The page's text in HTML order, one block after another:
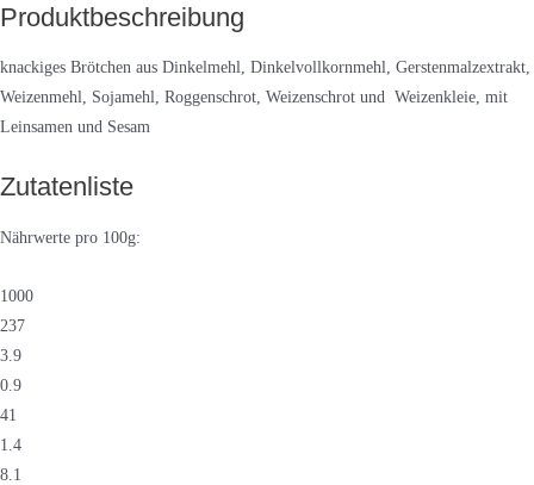
Produktbeschreibung
knackiges Brötchen aus Dinkelmehl, Dinkelvollkornmehl, Gerstenmalzextrakt,
Weizenmehl, Sojamehl, Roggenschrot, Weizenschrot und Weizenkleie, mit
Leinsamen und Sesam
Zutatenliste
Nährwerte pro 100g:
1000
237
3.9
0.9
41
1.4
8.1